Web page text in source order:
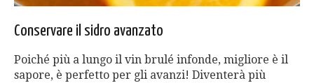
Conservare il sidro avanzato
Poiché più a lungo il vin brulé infonde, migliore è il
sapore, è perfetto per gli avanzi! Diventerà più